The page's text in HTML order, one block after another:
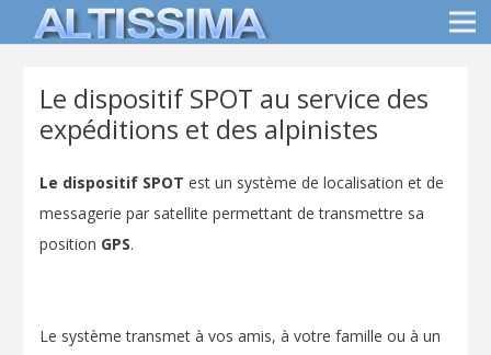
Le dispositif SPOT au service des
expéditions et des alpinistes
Le dispositif SPOT est un système de localisation et de
messagerie par satellite permettant de transmettre sa
position GPS.
Le système transmet à vos amis, à votre famille ou à un